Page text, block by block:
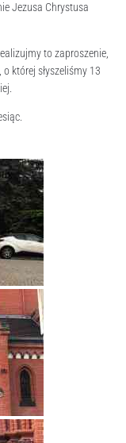
Jezusa Chrystusa
to zaproszenie,
której słyszeliśmy 13